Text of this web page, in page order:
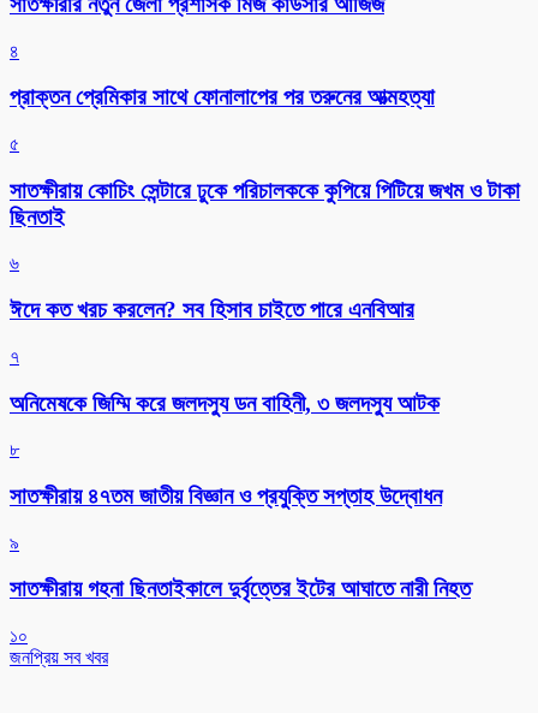
৪
প্রাক্তন প্রেমিকার সাথে ফোনালাপের পর তরুনের আত্মহত্যা
৫
সাতক্ষীরায় কোচিং সেন্টারে ঢুকে পরিচালককে কুপিয়ে পিটিয়ে জখম ও টাকা
ছিনতাই
৬
ঈদে কত খরচ করলেন? সব হিসাব চাইতে পারে এনবিআর
৭
অনিমেষকে জিম্মি করে জলদস্যু ডন বাহিনী, ৩ জলদস্যু আটক
৮
সাতক্ষীরায় ৪৭তম জাতীয় বিজ্ঞান ও প্রযুক্তি সপ্তাহ উদ্বোধন
৯
সাতক্ষীরায় গহনা ছিনতাইকালে দুর্বৃত্তের ইটের আঘাতে নারী নিহত
১০
জনপ্রিয় সব খবর